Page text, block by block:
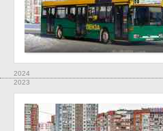
2024
2023